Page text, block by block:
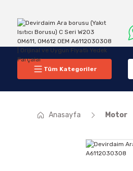
Tüm Kategoriler
Anasayfa Motor